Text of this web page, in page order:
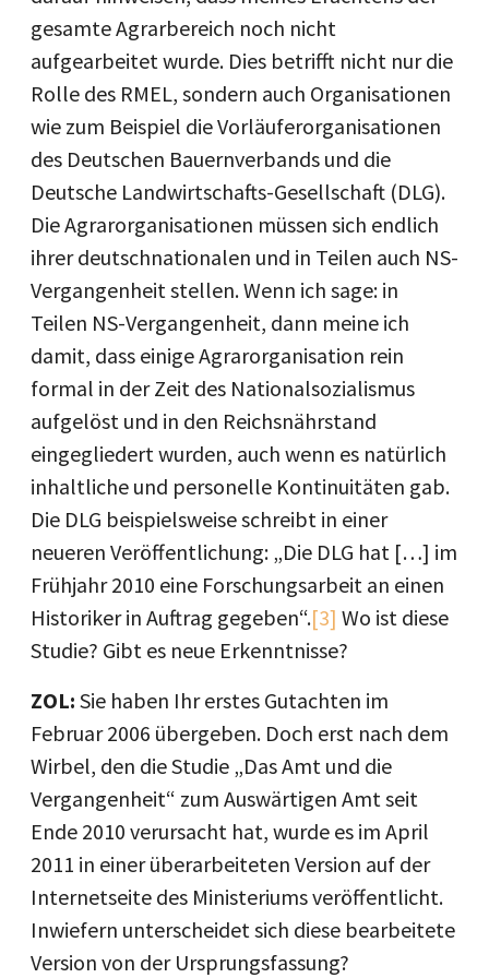
gesamte Agrarbereich noch nicht
aufgearbeitet wurde. Dies betrifft nicht nur die
Rolle des RMEL, sondern auch Organisationen
wie zum Beispiel die Vorläuferorganisationen
des Deutschen Bauernverbands und die
Deutsche Landwirtschafts-Gesellschaft (DLG).
Die Agrarorganisationen müssen sich endlich
ihrer deutschnationalen und in Teilen auch NS-
Vergangenheit stellen. Wenn ich sage: in
Teilen NS-Vergangenheit, dann meine ich
damit, dass einige Agrarorganisation rein
formal in der Zeit des Nationalsozialismus
aufgelöst und in den Reichsnährstand
eingegliedert wurden, auch wenn es natürlich
inhaltliche und personelle Kontinuitäten gab.
Die DLG beispielsweise schreibt in einer
neueren Veröffentlichung: „Die DLG hat […] im
Frühjahr 2010 eine Forschungsarbeit an einen
Historiker in Auftrag gegeben“.[3] Wo ist diese
Studie? Gibt es neue Erkenntnisse?
ZOL: Sie haben Ihr erstes Gutachten im
Februar 2006 übergeben. Doch erst nach dem
Wirbel, den die Studie „Das Amt und die
Vergangenheit“ zum Auswärtigen Amt seit
Ende 2010 verursacht hat, wurde es im April
2011 in einer überarbeiteten Version auf der
Internetseite des Ministeriums veröffentlicht.
Inwiefern unterscheidet sich diese bearbeitete
Version von der Ursprungsfassung?